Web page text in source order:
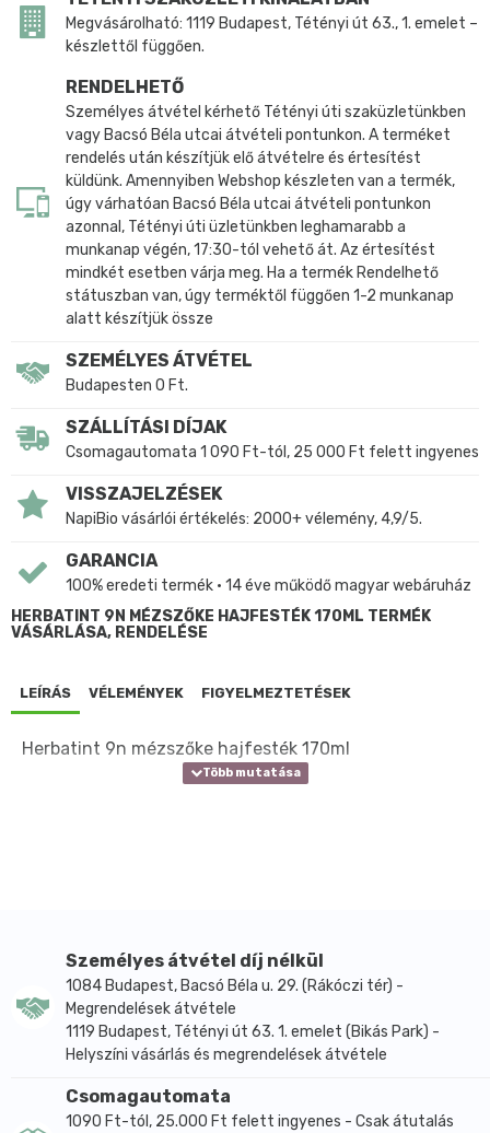
Megvásárolható: 1119 Budapest, Tétényi út 63., 1. emelet –
készlettől függően.
RENDELHETŐ
Személyes átvétel kérhető Tétényi úti szaküzletünkben
vagy Bacsó Béla utcai átvételi pontunkon. A terméket
rendelés után készítjük elő átvételre és értesítést
küldünk. Amennyiben Webshop készleten van a termék,
úgy várhatóan Bacsó Béla utcai átvételi pontunkon
azonnal, Tétényi úti üzletünkben leghamarabb a
munkanap végén, 17:30-tól vehető át. Az értesítést
mindkét esetben várja meg. Ha a termék Rendelhető
státuszban van, úgy terméktől függően 1-2 munkanap
alatt készítjük össze
SZEMÉLYES ÁTVÉTEL
Budapesten 0 Ft.
SZÁLLÍTÁSI DÍJAK
Csomagautomata 1 090 Ft-tól, 25 000 Ft felett ingyenes
VISSZAJELZÉSEK
NapiBio vásárlói értékelés: 2000+ vélemény, 4,9/5.
GARANCIA
100% eredeti termék • 14 éve működő magyar webáruház
HERBATINT 9N MÉZSZŐKE HAJFESTÉK 170ML TERMÉK
VÁSÁRLÁSA, RENDELÉSE
LEÍRÁS VÉLEMÉNYEK FIGYELMEZTETÉSEK
Herbatint 9n mézszőke hajfesték 170ml
Személyes átvétel díj nélkül
1084 Budapest, Bacsó Béla u. 29. (Rákóczi tér) -
Megrendelések átvétele
1119 Budapest, Tétényi út 63. 1. emelet (Bikás Park) -
Helyszíni vásárlás és megrendelések átvétele
Csomagautomata
1090 Ft-tól, 25.000 Ft felett ingyenes - Csak átutalás